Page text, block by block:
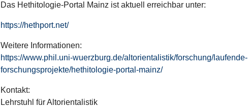
Das Hethitologie-Portal Mainz ist aktuell erreichbar unter:
https://hethport.net/
Weitere Informationen:
https://www.phil.uni-wuerzburg.de/altorientalistik/forschung/laufende-
forschungsprojekte/hethitologie-portal-mainz/
Kontakt:
Lehrstuhl für Altorientalistik